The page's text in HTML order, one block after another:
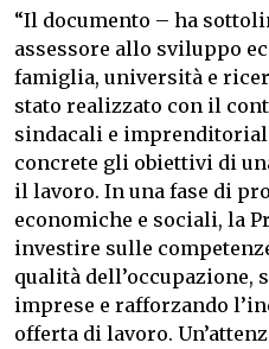
“Il documento – ha
assessore allo sviluppo
famiglia, università e
stato realizzato con il
sindacali e
concrete gli obiettivi di
il lavoro. In una fase di
economiche e sociali, la
investire sulle
qualità dell’occupazione,
imprese e rafforzando
offerta di lavoro.